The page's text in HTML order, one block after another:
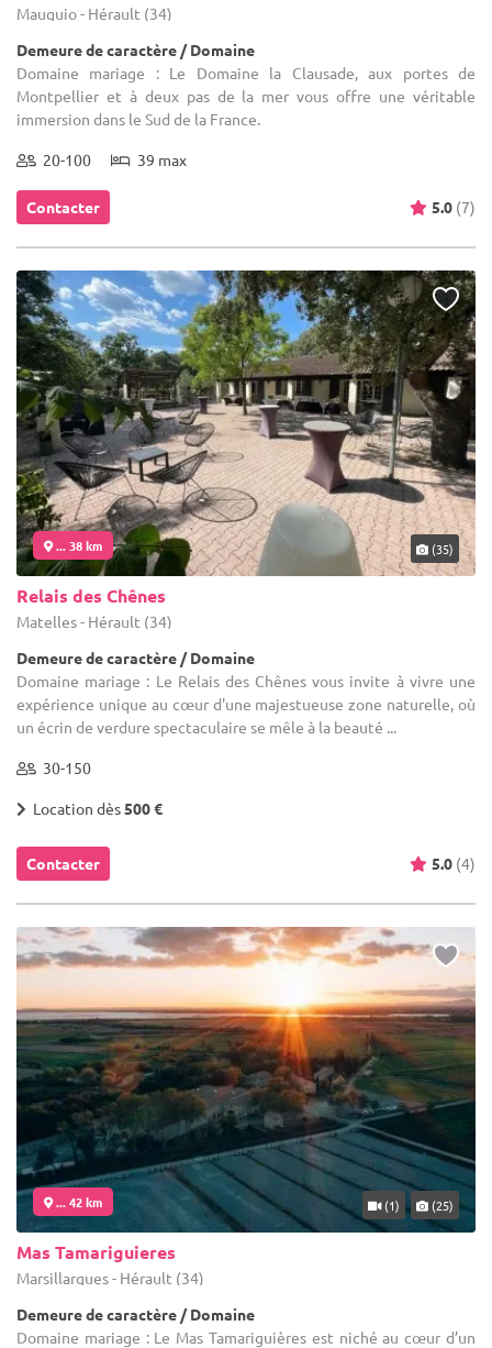
Mauguio - Hérault (34)
Demeure de caractère / Domaine
Domaine mariage : Le Domaine la Clausade, aux portes de
Montpellier et à deux pas de la mer vous offre une véritable
immersion dans le Sud de la France.
20-100 39 max
Contacter 5.0 (7)
... 38 km (35)
Relais des Chênes
Matelles - Hérault (34)
Demeure de caractère / Domaine
Domaine mariage : Le Relais des Chênes vous invite à vivre une
expérience unique au cœur d'une majestueuse zone naturelle, où
un écrin de verdure spectaculaire se mêle à la beauté ...
30-150
Location dès 500 €
Contacter 5.0 (4)
... 42 km (1) (25)
Mas Tamariguieres
Marsillargues - Hérault (34)
Demeure de caractère / Domaine
Domaine mariage : Le Mas Tamariguières est niché au cœur d’un